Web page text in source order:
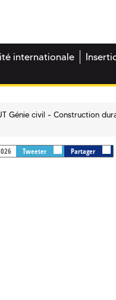
internationale
Génie civil - Construction
Tweeter Partager